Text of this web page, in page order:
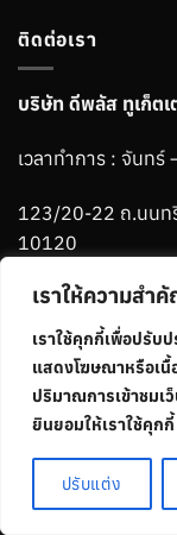
เราให้ความส
เราใช้คุกกี้เพื่อปรับ
แสดงโฆษณาหรือเนื้
ปริมาณการเข้าชมเ
ยินยอมให้เราใช้คุกกี้
ปรับแต่ง
ติดต่อเรา
บริษัท ดีพลัส ทูเก็ตเ
เวลาทำการ : จันท
123/20-22 ถ.นนท
10120
Phone :06-
Line :
Copyright